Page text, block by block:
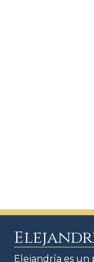
Elejandría es un